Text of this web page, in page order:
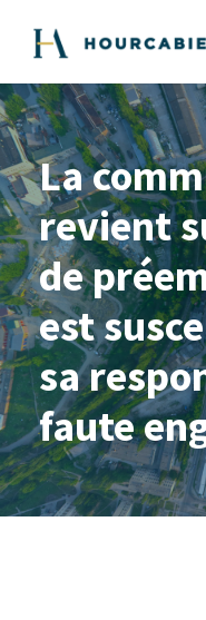
La
revient
de
est
sa
faute